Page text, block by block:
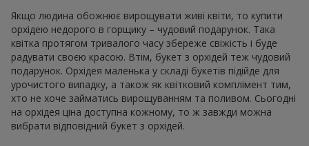
Якщо людина обожнює вирощувати живі квіти, то купити
орхідею недорого в горщику – чудовий подарунок. Така
квітка протягом тривалого часу збереже свіжість і буде
радувати своєю красою. Втім, букет з орхідей теж чудовий
подарунок. Орхідея маленька у складі букетів підійде для
урочистого випадку, а також як квітковий комплімент тим,
хто не хоче займатись вирощуванням та поливом. Сьогодні
на орхідея ціна доступна кожному, то ж завжди можна
вибрати відповідний букет з орхідей.